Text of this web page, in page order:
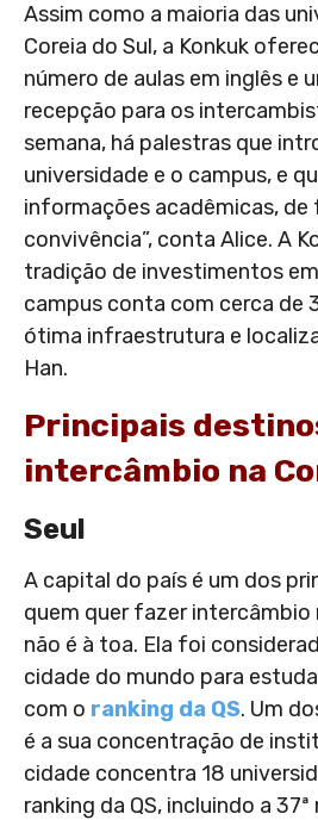
Assim como a maioria das
Coreia do Sul, a Konkuk
número de aulas em inglês e
recepção para os
semana, há palestras que
universidade e o campus, e
informações acadêmicas,
convivência”, conta Alice. A
tradição de investimentos
campus conta com cerca de
ótima infraestrutura e
Han.
Principais
intercâmbio na
Seul
A capital do país é um dos
quem quer fazer intercâmbio
não é à toa. Ela foi
cidade do mundo para
com o ranking da QS. Um
é a sua concentração de
cidade concentra 18
ranking da QS, incluindo a